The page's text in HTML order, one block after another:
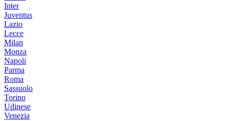
Inter
Juventus
Lazio
Lecce
Milan
Monza
Napoli
Parma
Roma
Sassuolo
Torino
Udinese
Venezia